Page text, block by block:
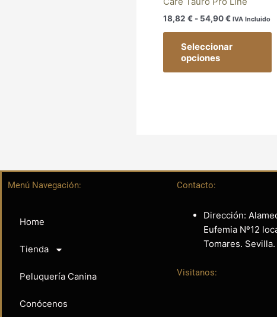
18,82 € - 54,90€ IVA Incluido
Seleccionar
opciones
Menú Navegación:
Home
Tienda
Peluquería Canina
Conócenos
Contacto:
Dirección:
Eufemia Nº12
Tomares. Sevilla.
Visitanos: